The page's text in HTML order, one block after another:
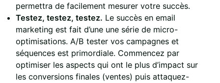
permettra de facilement mesurer votre succès.
Testez, testez, testez. Le succès en email
marketing est fait d’une une série de micro-
optimisations. A/B tester vos campagnes et
séquences est primordiale. Commencez par
optimiser les aspects qui ont le plus d’impact sur
les conversions finales (ventes) puis attaquez-